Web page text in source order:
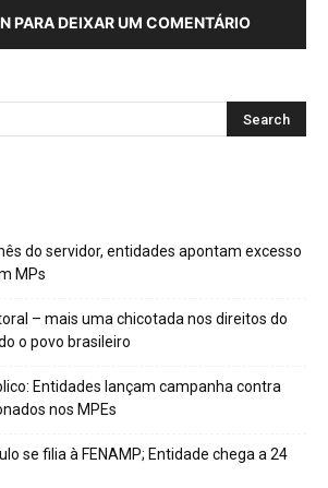
PARA DEIXAR UM COMENTÁRIO
do servidor, entidades apontam excesso
MPs
– mais uma chicotada nos direitos do
o povo brasileiro
Entidades lançam campanha contra
nos MPEs
se filia à FENAMP; Entidade chega a 24